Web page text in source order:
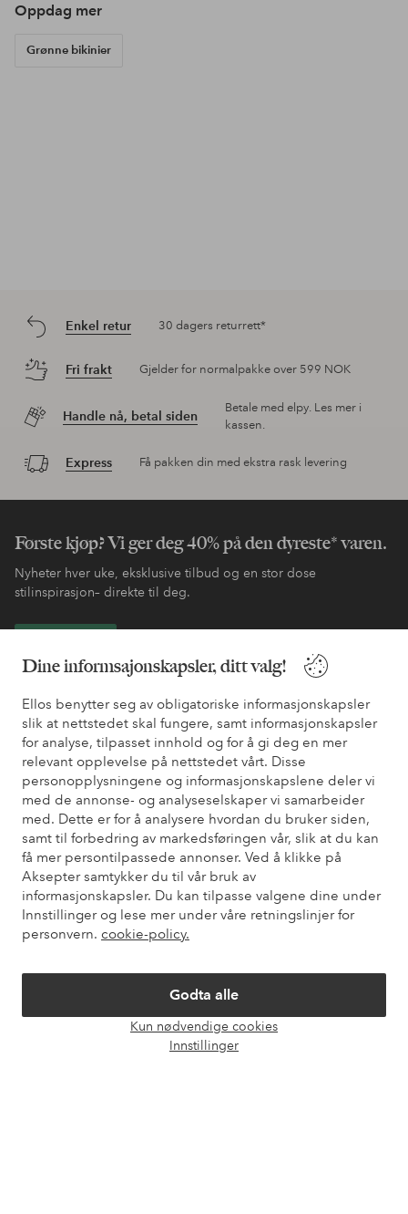
Dine informsajonskapsler, ditt valg!
Ellos benytter seg av obligatoriske informasjonskapsler
slik at nettstedet skal fungere, samt informasjonskapsler
for analyse, tilpasset innhold og for å gi deg en mer
relevant opplevelse på nettstedet vårt. Disse
personopplysningene og informasjonskapslene deler vi
med de annonse- og analyseselskaper vi samarbeider
med. Dette er for å analysere hvordan du bruker siden,
samt til forbedring av markedsføringen vår, slik at du kan
få mer persontilpassede annonser. Ved å klikke på
Aksepter samtykker du til vår bruk av
informasjonskapsler. Du kan tilpasse valgene dine under
Innstillinger og lese mer under våre retningslinjer for
personvern. cookie-policy.
Godta alle
Kun nødvendige cookies
Innstillinger
Oppdag mer
Grønne bikinier
Enkel retur 30 dagers returrett*
Fri frakt Gjelder for normalpakke over 599 NOK
Handle nå, betal siden
Betale med elpy. Les mer i
kassen.
Express Få pakken din med ekstra rask levering
Første kjøp? Vi ger deg 40% på den dyreste* varen.
Nyheter hver uke, eksklusive tilbud og en stor dose
stilinspirasjon– direkte til deg.
Trenger du hjelp?
Du finner svar på de vanligste spørsmålene i vår FAQ. Du finner
også informasjon om hvordan du kan kontakte oss.
Kundeservice Bestilling Betalingsmåte
Mine sider
Om Ellos